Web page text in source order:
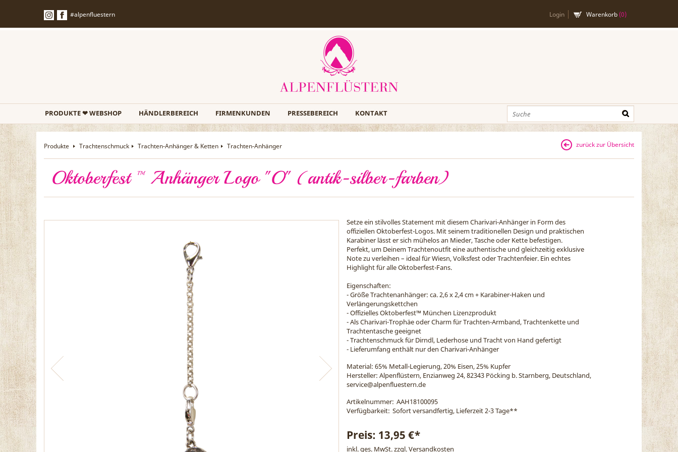
#alpenfluestern Login Warenkorb(0)
PRODUKTE ❤ WEBSHOP HÄNDLERBEREICH FIRMENKUNDEN PRESSEBEREICH KONTAKT
Produkte Trachtenschmuck Trachten-Anhänger & Ketten Trachten-Anhänger
Oktoberfest ™ Anhänger Logo "O" (antik-silber-farben)
Setze ein stilvolles Statement mit diesem Charivari-Anhänger in Form des
offiziellen Oktoberfest-Logos. Mit seinem traditionellen Design und praktischen
Karabiner lässt er sich mühelos an Mieder, Tasche oder Kette befestigen.
Perfekt, um Deinem Trachtenoutfit eine authentische und gleichzeitig exklusive
Note zu verleihen – ideal für Wiesn, Volksfest oder Trachtenfeier. Ein echtes
Highlight für alle Oktoberfest-Fans.
Eigenschaften:
- Größe Trachtenanhänger: ca. 2,6 x 2,4 cm + Karabiner-Haken und
Verlängerungskettchen
- Offizielles Oktoberfest™ München Lizenzprodukt
- Als Charivari-Trophäe oder Charm für Trachten-Armband, Trachtenkette und
Trachtentasche geeignet
- Trachtenschmuck für Dirndl, Lederhose und Tracht von Hand gefertigt
- Lieferumfang enthält nur den Charivari-Anhänger
Material: 65% Metall-Legierung, 20% Eisen, 25% Kupfer
Hersteller: Alpenflüstern, Enzianweg 24, 82343 Pöcking b. Starnberg, Deutschland,
service@alpenfluestern.de
Artikelnummer: AAH18100095
Verfügbarkeit: Sofort versandfertig, Lieferzeit 2-3 Tage**
Preis: 13,95 €*
inkl. ges. MwSt. zzgl.Versandkosten
zurück zur Übersicht